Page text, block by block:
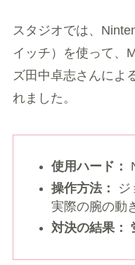
スタジオでは、
イッチ）を使って、
ズ田中卓志さんによ
れました。
使用ハード：
操作方法：
ジ
実際の腕の動
対決の結果：